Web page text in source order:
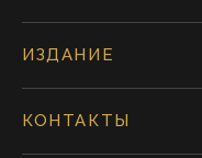
ИЗДАНИЕ
КОНТАКТЫ